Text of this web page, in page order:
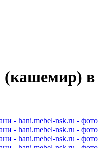
(кашемир) в